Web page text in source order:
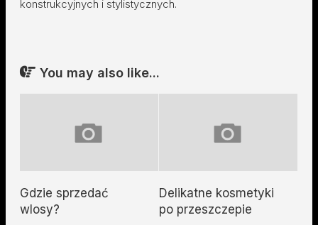
konstrukcyjnych i stylistycznych.
You may also like...
Gdzie sprzedać
wlosy?
Delikatne kosmetyki
po przeszczepie